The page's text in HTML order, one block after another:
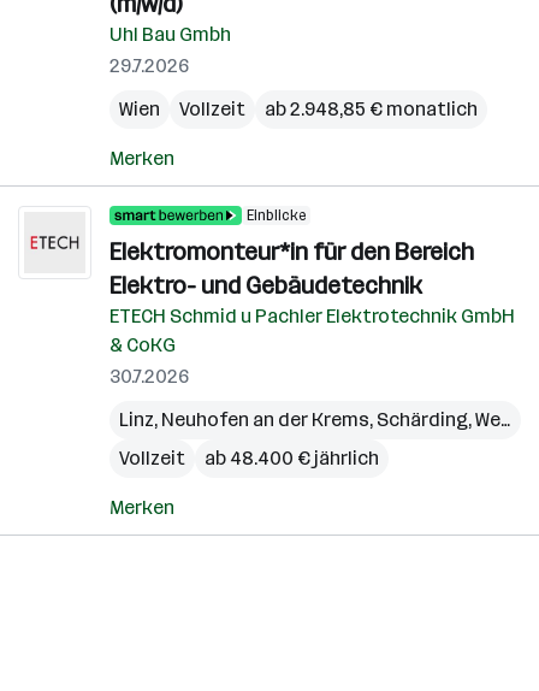
Uhl Bau Gmbh
29.7.2026
Wien
Vollzeit ab 2.948,85 € monatlich
Merken
Einblicke
Elektromonteur*in für den Bereich
Elektro- und Gebäudetechnik
ETECH Schmid u Pachler Elektrotechnik GmbH
& CoKG
30.7.2026
Linz, Neuhofen an der Krems, Schärding,Wels
Vollzeit
ab 48.400 € jährlich
Merken